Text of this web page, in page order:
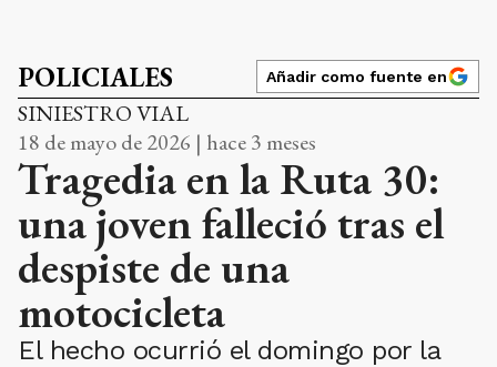
POLICIALES Añadir como fuente en
SINIESTRO VIAL
18 de mayo de 2026 | hace 3 meses
Tragedia en la Ruta 30:
una joven falleció tras el
despiste de una
motocicleta
El hecho ocurrió el domingo por la